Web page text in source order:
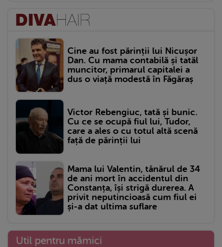
Cine au fost părinții lui Nicușor
Dan. Cu mama contabilă și tatăl
muncitor, primarul capitalei a
dus o viață modestă în Făgăraș
Victor Rebengiuc, tată și bunic.
Cu ce se ocupă fiul lui, Tudor,
care a ales o cu totul altă scenă
față de părinții lui
Mama lui Valentin, tânărul de 34
de ani mort în accidentul din
Constanța, își strigă durerea. A
privit neputincioasă cum fiul ei
și-a dat ultima suflare
Util pentru mămici